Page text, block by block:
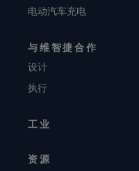
电动汽车充电
与维智捷合作
设计
执行
工业
资源